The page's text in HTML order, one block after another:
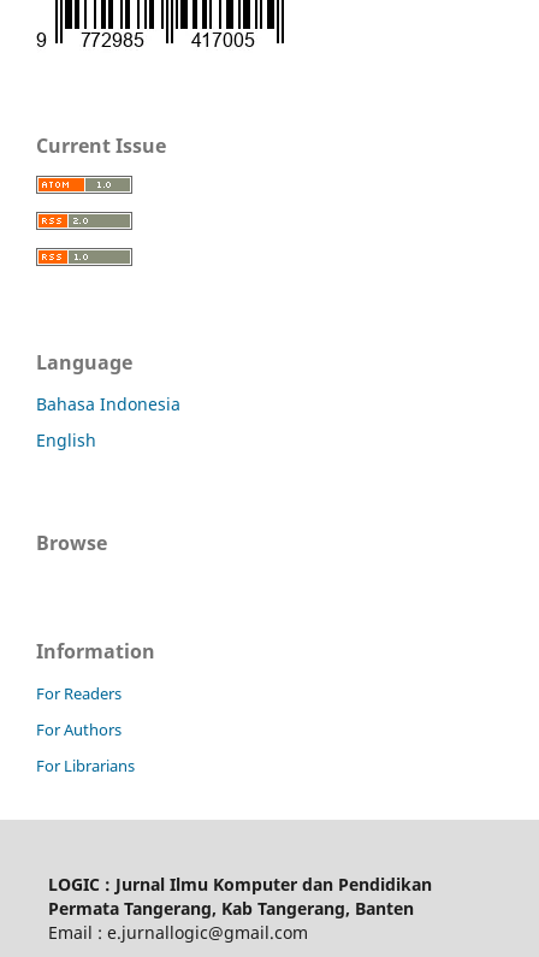
Current Issue
Language
Bahasa Indonesia
English
Browse
Information
For Readers
For Authors
For Librarians
LOGIC : Jurnal Ilmu Komputer dan Pendidikan
Permata Tangerang, Kab Tangerang, Banten
Email : e.jurnallogic@gmail.com